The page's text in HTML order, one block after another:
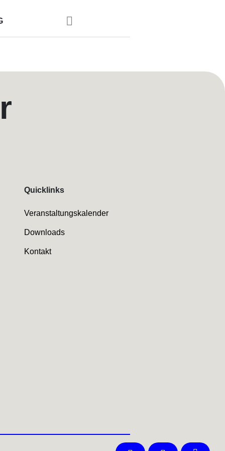
Quicklinks
Veranstaltungskalender
Downloads
Kontakt